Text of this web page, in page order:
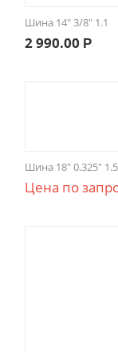
Шина 14" 3/8" 1.1
2 990.00 Р
Шина 18" 0.325"
Цена по